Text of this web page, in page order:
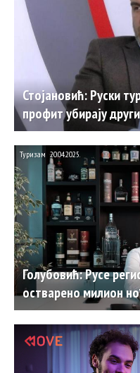
Стојановић: Руски
профит убирају други
Голубовић: Русе
остварено милион
Туризам 20.04.2025.